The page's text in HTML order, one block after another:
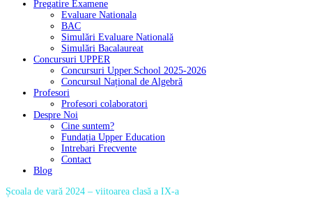
Pregatire Examene
Evaluare Nationala
BAC
Simulări Evaluare Natională
Simulări Bacalaureat
Concursuri UPPER
Concursuri Upper.School 2025-2026
Concursul Național de Algebră
Profesori
Profesori colaboratori
Despre Noi
Cine suntem?
Fundația Upper Education
Intrebari Frecvente
Contact
Blog
Școala de vară 2024 – viitoarea clasă a IX-a